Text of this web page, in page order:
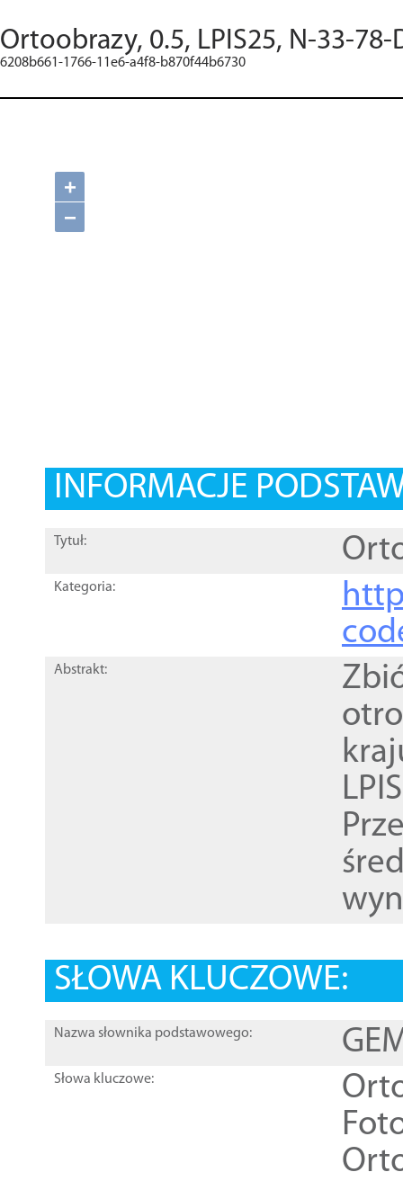
Ortoobrazy, 0.5, LPIS25, N-33-78-
6208b661-1766-11e6-a4f8-b870f44b6730
+
−
INFORMACJE
Tytuł:
Kategoria:
Abstrakt:
SŁOWA KLUCZOWE:
Nazwa słownika podstawowego:
Słowa kluczowe: